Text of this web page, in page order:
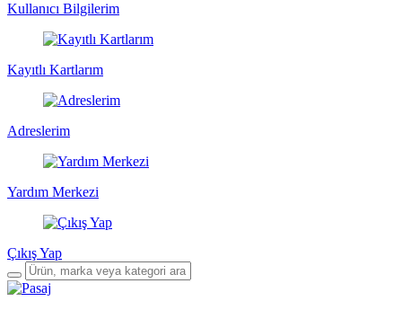
Kullanıcı Bilgilerim
Kayıtlı Kartlarım
Adreslerim
Yardım Merkezi
Çıkış Yap